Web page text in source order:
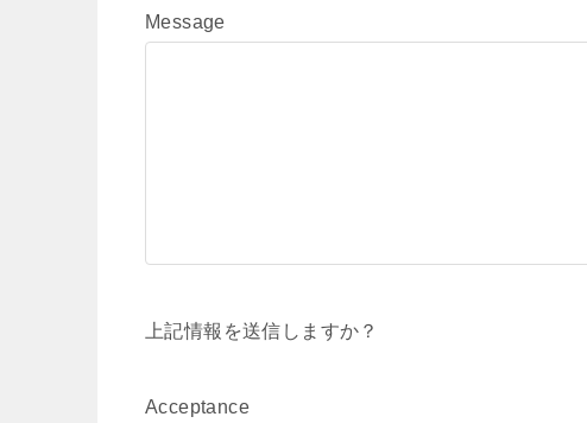
Message
上記情報を送信しますか？
Acceptance